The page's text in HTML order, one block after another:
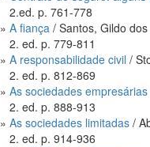
2.ed. p. 761-778
»A fiança / Santos, Gildo dos
2. ed. p. 779-811
»A responsabilidade civil /
2. ed. p. 812-869
»As sociedades empresárias
2. ed. p. 888-913
»As sociedades limitadas /
2. ed. p. 914-936